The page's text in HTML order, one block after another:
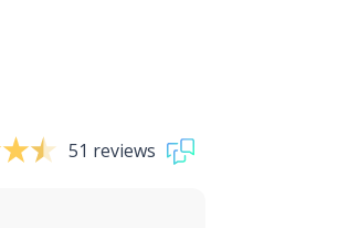
51 reviews